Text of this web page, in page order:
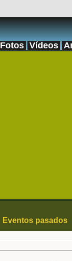
Fotos Vídeos
Eventos pasados